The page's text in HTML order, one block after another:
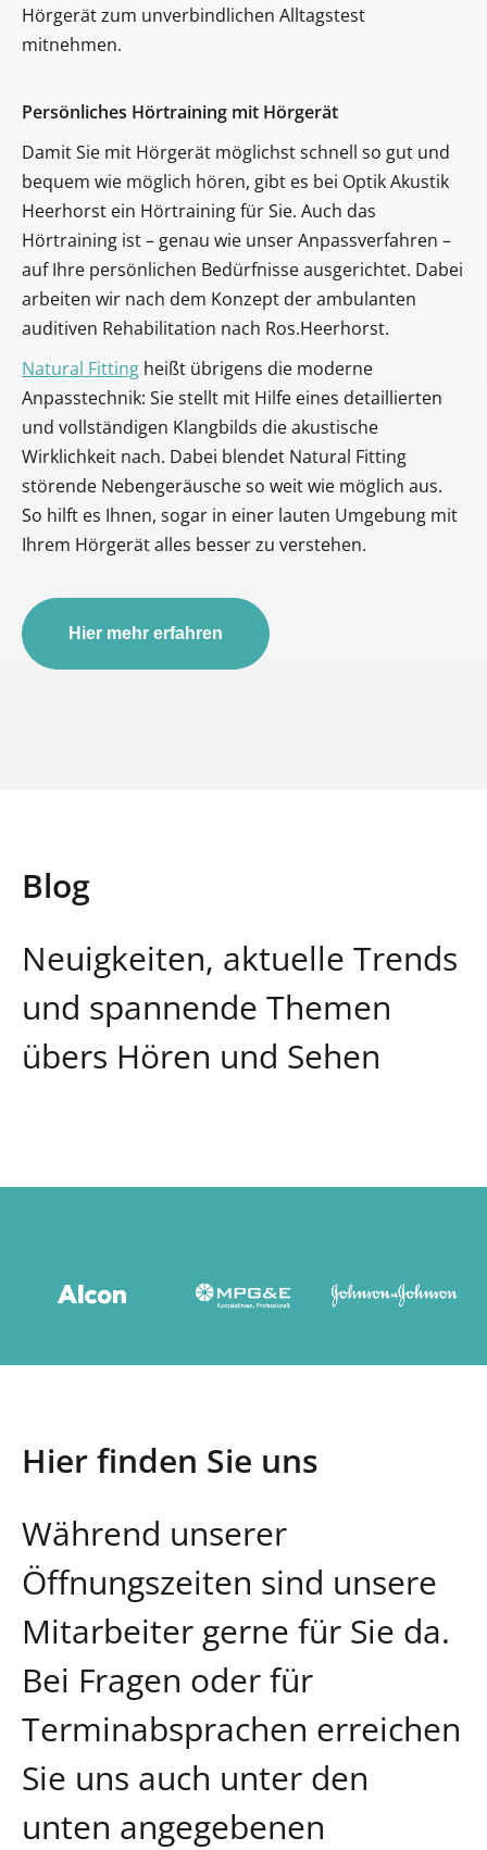
Hörgerät zum unverbindlichen Alltagstest
mitnehmen.
Persönliches Hörtraining mit Hörgerät
Damit Sie mit Hörgerät möglichst schnell so gut und
bequem wie möglich hören, gibt es bei Optik Akustik
Heerhorst ein Hörtraining für Sie. Auch das
Hörtraining ist – genau wie unser Anpassverfahren –
auf Ihre persönlichen Bedürfnisse ausgerichtet. Dabei
arbeiten wir nach dem Konzept der ambulanten
auditiven Rehabilitation nach Ros.Heerhorst.
Natural Fitting heißt übrigens die moderne
Anpasstechnik: Sie stellt mit Hilfe eines detaillierten
und vollständigen Klangbilds die akustische
Wirklichkeit nach. Dabei blendet Natural Fitting
störende Nebengeräusche so weit wie möglich aus.
So hilft es Ihnen, sogar in einer lauten Umgebung mit
Ihrem Hörgerät alles besser zu verstehen.
Hier mehr erfahren
Blog
Neuigkeiten, aktuelle Trends
und spannende Themen
übers Hören und Sehen
Hier finden Sie uns
Während unserer
Öffnungszeiten sind unsere
Mitarbeiter gerne für Sie da.
Bei Fragen oder für
Terminabsprachen erreichen
Sie uns auch unter den
unten angegebenen